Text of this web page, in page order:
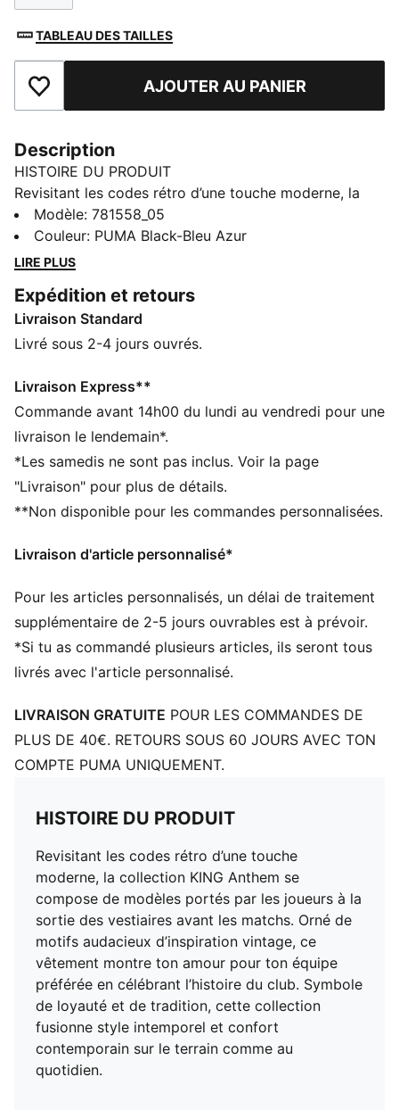
TABLEAU DES TAILLES
Ajouter aux favorisAJOUTER AU PANIER
Description
HISTOIRE DU PRODUIT
Revisitant les codes rétro d’une touche moderne, la
collection KING Anthem se compose de modèles
portés par les joueurs à la sortie des vestiaires avant
les matchs. Orné de motifs audacieux d’inspiration
équipe préférée en célébrant l’histoire du club.
Symbole de loyauté et de tradition, cette collection
fusionne style intemporel et confort contemporain sur
CARACTÉRISTIQUES + AVANTAGES
dryCELL : technologie ultra-technique qui évacue
l’humidité de votre peau et vous aide à rester au sec
Confectionné avec un minimum de 50 % de matériaux
recyclés
DÉTAILS
Matériau principal : Matière douce assurant la
Longueur : Régulière
Taille : moyen
Poches : Poche latérale
Logos du club et PUMA
Modèle: 781558_05
Couleur: PUMA Black-Bleu Azur
LIRE PLUS
Expédition et retours
Livraison Standard
Livré sous 2-4 jours ouvrés.
Livraison Express**
Commande avant 14h00 du lundi au vendredi pour une
livraison le lendemain*.
*Les samedis ne sont pas inclus. Voir la page
"Livraison" pour plus de détails.
**Non disponible pour les commandes personnalisées.
Livraison d'article personnalisé*
Pour les articles personnalisés, un délai de traitement
supplémentaire de 2-5 jours ouvrables est à prévoir.
*Si tu as commandé plusieurs articles, ils seront tous
livrés avec l'article personnalisé.
LIVRAISON GRATUITE POUR LES COMMANDES DE
PLUS DE 40€. RETOURS SOUS 60 JOURS AVEC TON
COMPTE PUMA UNIQUEMENT.
HISTOIRE DU PRODUIT
Revisitant les codes rétro d’une touche
moderne, la collection KING Anthem se
compose de modèles portés par les joueurs à la
sortie des vestiaires avant les matchs. Orné de
motifs audacieux d’inspiration vintage, ce
vêtement montre ton amour pour ton équipe
préférée en célébrant l’histoire du club. Symbole
de loyauté et de tradition, cette collection
fusionne style intemporel et confort
contemporain sur le terrain comme au
quotidien.